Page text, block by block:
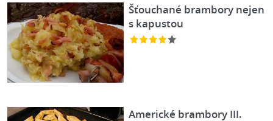
Šťouchané brambory nejen
s kapustou
Americké brambory III.